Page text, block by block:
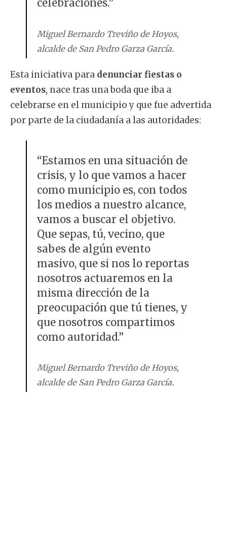
celebraciones.”
Miguel Bernardo Treviño de Hoyos,
alcalde de San Pedro Garza García.
Esta iniciativa para denunciar fiestas o
eventos, nace tras una boda que iba a
celebrarse en el municipio y que fue advertida
por parte de la ciudadanía a las autoridades:
“Estamos en una situación de
crisis, y lo que vamos a hacer
como municipio es, con todos
los medios a nuestro alcance,
vamos a buscar el objetivo.
Que sepas, tú, vecino, que
sabes de algún evento
masivo, que si nos lo reportas
nosotros actuaremos en la
misma dirección de la
preocupación que tú tienes, y
que nosotros compartimos
como autoridad.”
Miguel Bernardo Treviño de Hoyos,
alcalde de San Pedro Garza García.